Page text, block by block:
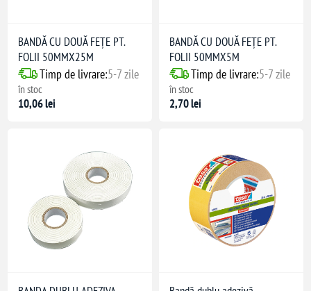
BANDĂ CU DOUĂ FEŢE PT.
FOLII 50MMX25M
Timp de livrare:5-7 zile
în stoc
10,06 lei
BANDĂ CU DOUĂ FEŢE PT.
FOLII 50MMX5M
Timp de livrare:5-7 zile
în stoc
2,70 lei